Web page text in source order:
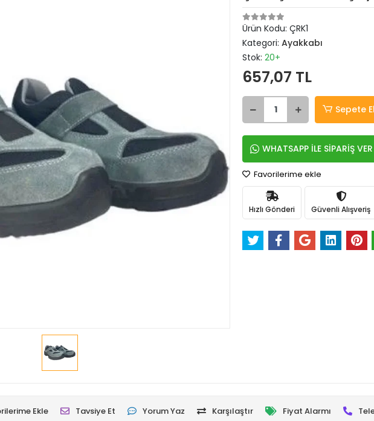
Ürün Kodu: ÇRK1
Kategori: Ayakkabı
Stok: 20+
657,07 TL
Sepete
WHATSAPP İLE SİPARİŞ VER
Favorilerime ekle
Hızlı Gönderi Güvenli Alışveriş
Ekle Tavsiye Et Yorum Yaz Karşılaştır Fiyat Alarmı